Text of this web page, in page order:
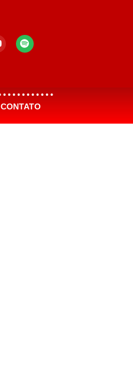
CONTATO